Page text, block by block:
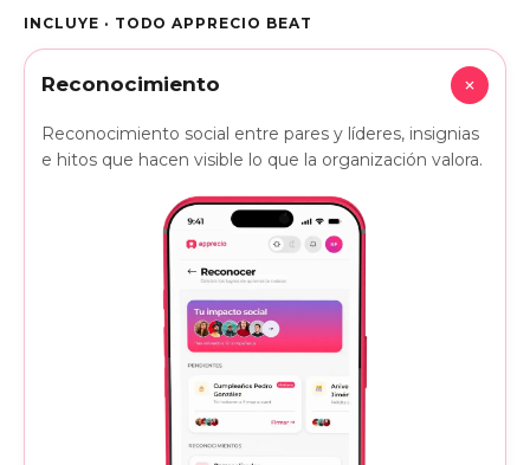
INCLUYE · TODO APPRECIO BEAT
Reconocimiento +
Reconocimiento social entre pares y líderes, insignias
e hitos que hacen visible lo que la organización valora.